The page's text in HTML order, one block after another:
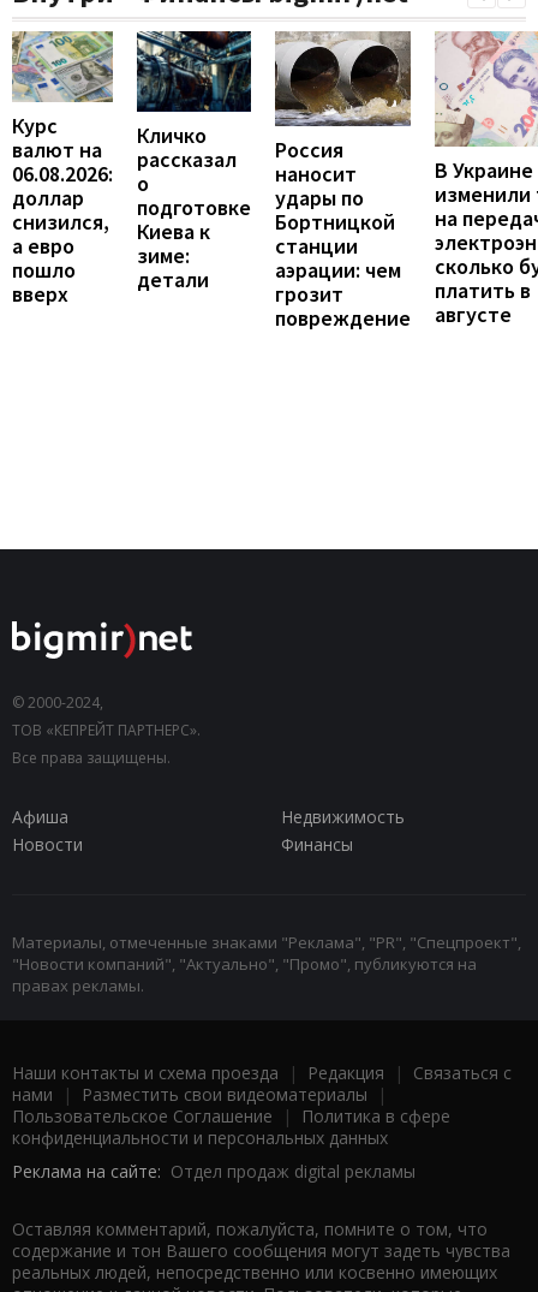
Курс
валют на
06.08.2026:
доллар
снизился,
а евро
пошло
вверх
Кличко
рассказал
о
подготовке
Киева к
зиме:
детали
Россия
наносит
удары по
Бортницкой
станции
аэрации: чем
грозит
повреждение
В Украине
на
сколько
платить в
августе
© 2000-2024,
ТОВ «КЕПРЕЙТ ПАРТНЕРС».
Все права защищены.
Афиша
Недвижимость
Новости
Финансы
Материалы, отмеченные знаками "Реклама", "PR", "Спецпроект",
"Новости компаний", "Актуально", "Промо", публикуются на
правах рекламы.
Наши контакты и схема проезда | Редакция | Связаться с
нами | Разместить свои видеоматериалы |
Пользовательское Соглашение |
Политика в сфере
конфиденциальности и персональных данных
Реклама на сайте: Отдел продаж digital рекламы
Оставляя комментарий, пожалуйста, помните о том, что
содержание и тон Вашего сообщения могут задеть чувства
реальных людей, непосредственно или косвенно имеющих